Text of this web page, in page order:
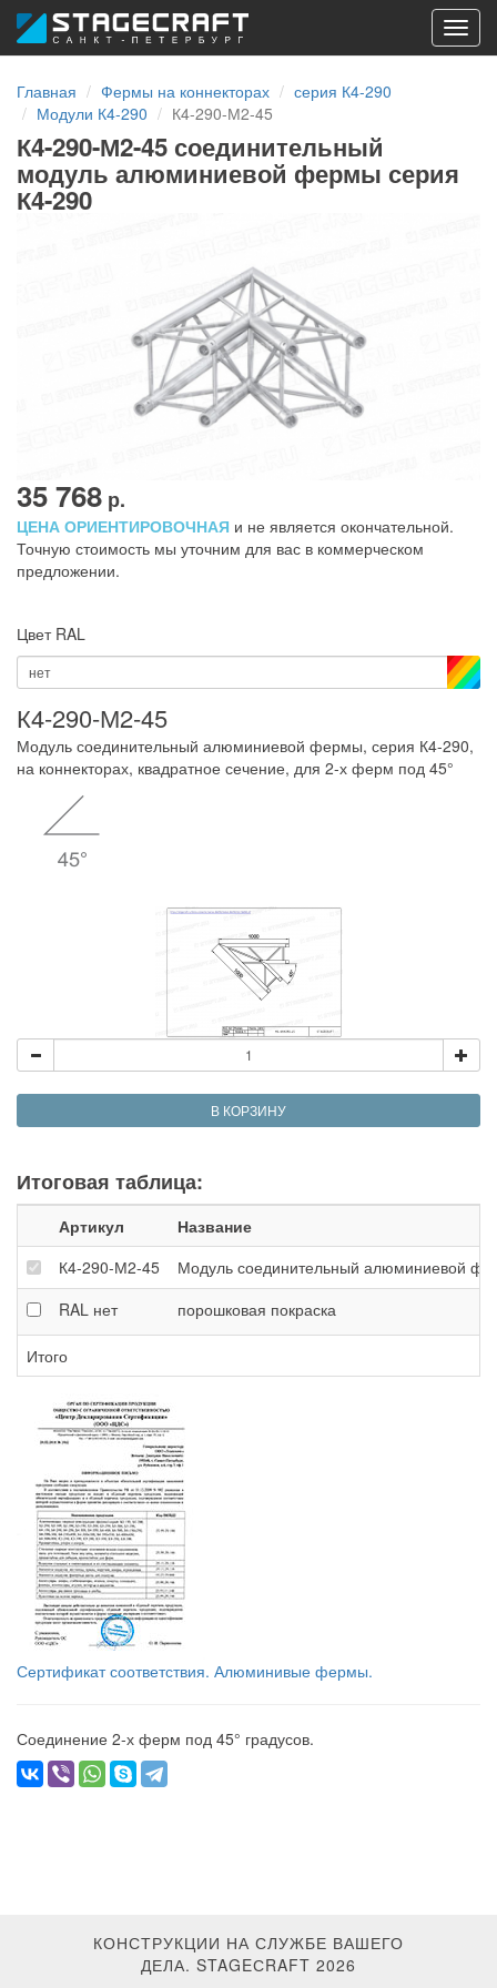
Главная
Фермы на коннекторах
серия К4-290
Модули К4-290
К4-290-М2-45
К4-290-М2-45 соединительный
модуль алюминиевой фермы серия
К4-290
35 768 р.
ЦЕНА ОРИЕНТИРОВОЧНАЯ и не является окончательной.
Точную стоимость мы уточним для вас в коммерческом
предложении.
Цвет RAL
нет
К4-290-М2-45
Модуль соединительный алюминиевой фермы, серия К4-290,
на коннекторах, квадратное сечение, для 2-х ферм под 45°
В КОРЗИНУ
Итоговая таблица:
Артикул
Название
К4-290-М2-45
Модуль соединительный алюминиевой
RAL нет порошковая покраска
Итого
Сертификат соответствия. Алюминивые фермы.
Соединение 2-х ферм под 45° градусов.
КОНСТРУКЦИИ НА СЛУЖБЕ ВАШЕГО
ДЕЛА. STAGEСRAFT 2026